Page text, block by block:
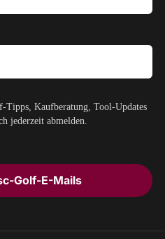
Kaufberatung, Tool-Updates
jederzeit abmelden.
Golf-E-Mails